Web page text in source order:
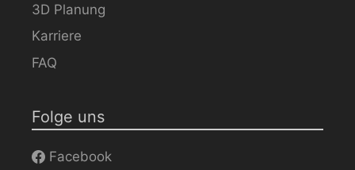
3D Planung
Karriere
FAQ
Folge uns
Facebook